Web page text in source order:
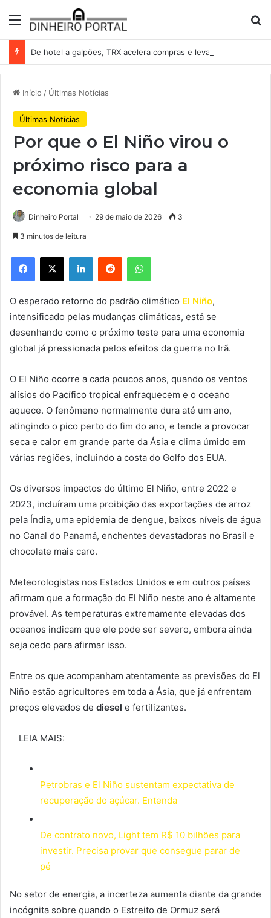
Menu
Início / Últimas Notícias
Últimas Notícias
Por que o El Niño virou o
próximo risco para a
economia global
Dinheiro Portal 29 de maio de 2026 3
3 minutos de leitura
Facebook
X LinkedinReddit WhatsApp
O esperado retorno do padrão climático El Niño,
intensificado pelas mudanças climáticas, está se
desenhando como o próximo teste para uma economia
global já pressionada pelos efeitos da guerra no Irã.
O El Niño ocorre a cada poucos anos, quando os ventos
alísios do Pacífico tropical enfraquecem e o oceano
aquece. O fenômeno normalmente dura até um ano,
atingindo o pico perto do fim do ano, e tende a provocar
seca e calor em grande parte da Ásia e clima úmido em
várias regiões, incluindo a costa do Golfo dos EUA.
Os diversos impactos do último El Niño, entre 2022 e
2023, incluíram uma proibição das exportações de arroz
pela Índia, uma epidemia de dengue, baixos níveis de água
no Canal do Panamá, enchentes devastadoras no Brasil e
chocolate mais caro.
Meteorologistas nos Estados Unidos e em outros países
afirmam que a formação do El Niño neste ano é altamente
provável. As temperaturas extremamente elevadas dos
oceanos indicam que ele pode ser severo, embora ainda
seja cedo para afirmar isso.
Entre os que acompanham atentamente as previsões do El
Niño estão agricultores em toda a Ásia, que já enfrentam
preços elevados de diesel e fertilizantes.
LEIA MAIS:
Petrobras e El Niño sustentam expectativa de
recuperação do açúcar. Entenda
De contrato novo, Light tem R$ 10 bilhões para
investir. Precisa provar que consegue parar de
pé
No setor de energia, a incerteza aumenta diante da grande
incógnita sobre quando o Estreito de Ormuz será